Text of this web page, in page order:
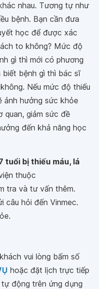
nhau. Tương tự như
bệnh. Bạn cần đưa
học để được xác
to không? Mức độ
gì thì mới có phương
biết bệnh gì thì bác sĩ
Nếu mức độ thiếu
ảnh hưởng sức khỏe
quan, giảm sức đề
đến khả năng học
tuổi bị thiếu máu, lá
thuộc
tra và tư vấn thêm.
câu hỏi đến Vinmec.
vui lòng bấm số
hoặc đặt lịch trực tiếp
động trên ứng dụng